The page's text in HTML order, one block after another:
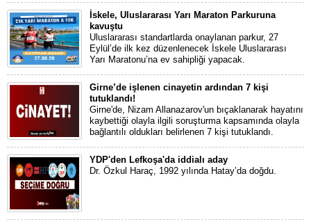
İskele, Uluslararası Yarı Maraton Parkuruna
kavuştu
Uluslararası standartlarda onaylanan parkur, 27
Eylül’de ilk kez düzenlenecek İskele Uluslararası
Yarı Maratonu’na ev sahipliği yapacak.
Girne’de işlenen cinayetin ardından 7 kişi
tutuklandı!
Girne'de, Nizam Allanazarov'un bıçaklanarak hayatını
kaybettiği olayla ilgili soruşturma kapsamında olayla
bağlantılı oldukları belirlenen 7 kişi tutuklandı.
YDP'den Lefkoşa'da iddialı aday
Dr. Özkul Haraç, 1992 yılında Hatay’da doğdu.